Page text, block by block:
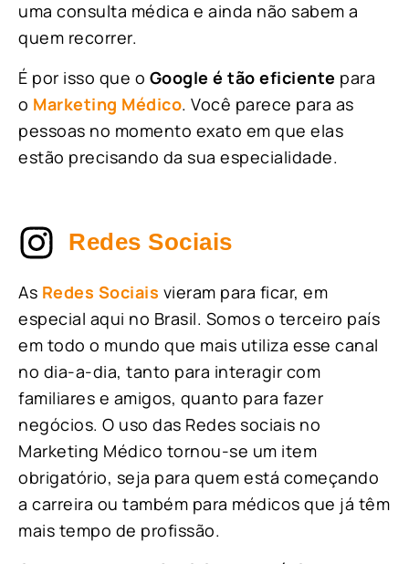
uma consulta médica e ainda não sabem a
quem recorrer.
É por isso que o Google é tão eficiente para
o Marketing Médico. Você parece para as
pessoas no momento exato em que elas
estão precisando da sua especialidade.
Redes Sociais
As Redes Sociais vieram para ficar, em
especial aqui no Brasil. Somos o terceiro país
em todo o mundo que mais utiliza esse canal
no dia-a-dia, tanto para interagir com
familiares e amigos, quanto para fazer
negócios. O uso das Redes sociais no
Marketing Médico tornou-se um item
obrigatório, seja para quem está começando
a carreira ou também para médicos que já têm
mais tempo de profissão.